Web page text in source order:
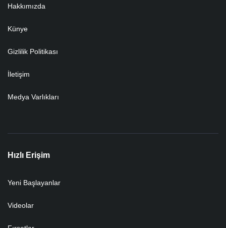
Hakkımızda
Künye
Gizlilik Politikası
İletişim
Medya Varlıkları
Hızlı Erişim
Yeni Başlayanlar
Videolar